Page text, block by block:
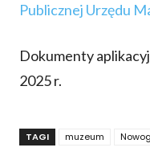
Publicznej Urzędu
Dokumenty
2025 r.
TAGI muzeum